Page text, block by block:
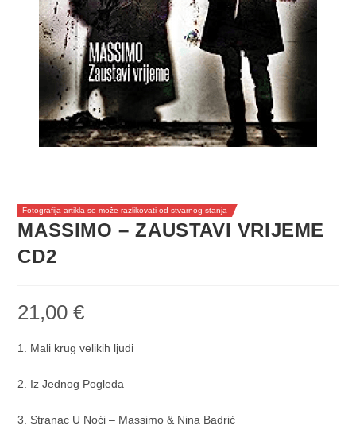
Fotografija artikla se može razlikovati od stvarnog stanja
MASSIMO – ZAUSTAVI VRIJEME
CD2
21,00€
1. Mali krug velikih ljudi
2. Iz Jednog Pogleda
3. Stranac U Noći – Massimo & Nina Badrić